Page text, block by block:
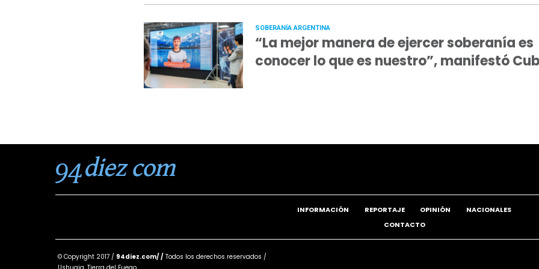
SOBERANÍA ARGENTINA
“La mejor manera de ejercer soberanía es
conocer lo que es nuestro”, manifestó
INFORMACIÓN REPORTAJE OPINIÓN
NACIONALES
CONTACTO
© Copyright 2017 / 94diez.com/ / Todos los derechos reservados /